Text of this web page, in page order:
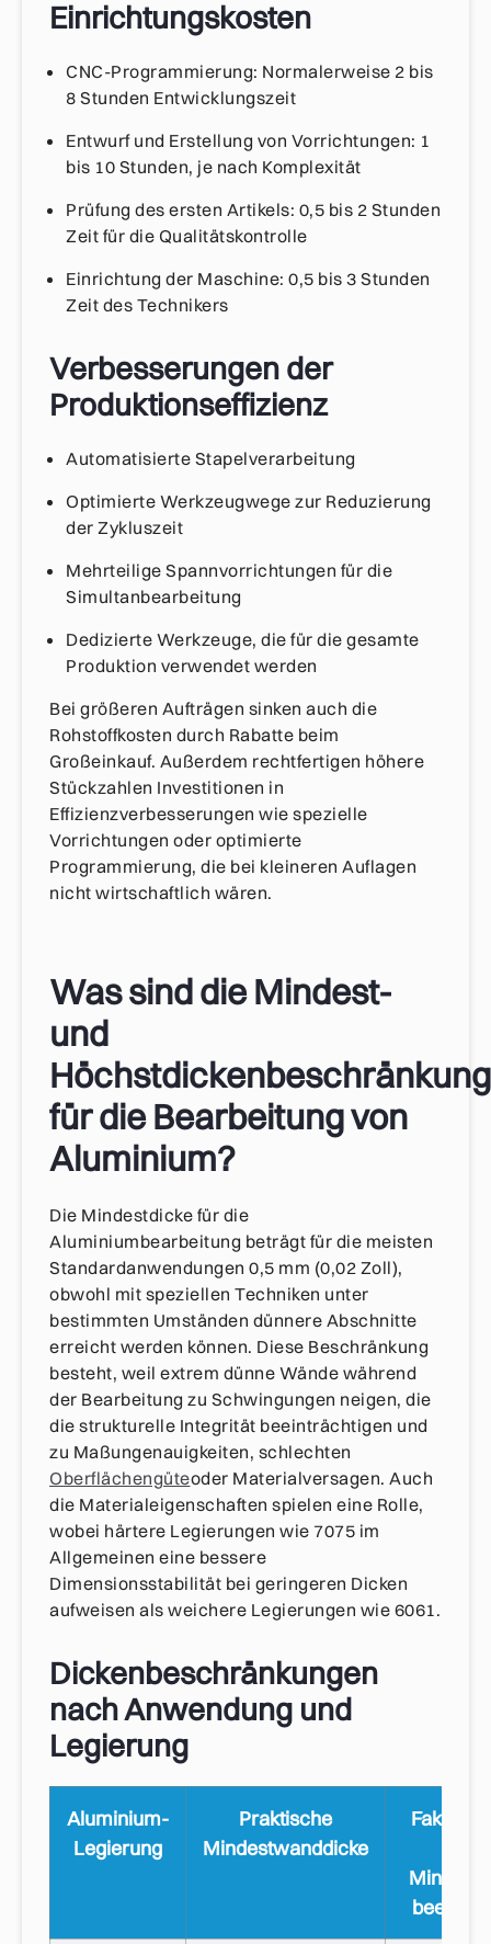
Einrichtungskosten
CNC-Programmierung: Normalerweise 2 bis
8 Stunden Entwicklungszeit
Entwurf und Erstellung von Vorrichtungen: 1
bis 10 Stunden, je nach Komplexität
Prüfung des ersten Artikels: 0,5 bis 2 Stunden
Zeit für die Qualitätskontrolle
Einrichtung der Maschine: 0,5 bis 3 Stunden
Zeit des Technikers
Verbesserungen der
Produktionseffizienz
Automatisierte Stapelverarbeitung
Optimierte Werkzeugwege zur Reduzierung
der Zykluszeit
Mehrteilige Spannvorrichtungen für die
Simultanbearbeitung
Dedizierte Werkzeuge, die für die gesamte
Produktion verwendet werden
Bei größeren Aufträgen sinken auch die
Rohstoffkosten durch Rabatte beim
Großeinkauf. Außerdem rechtfertigen höhere
Stückzahlen Investitionen in
Effizienzverbesserungen wie spezielle
Vorrichtungen oder optimierte
Programmierung, die bei kleineren Auflagen
nicht wirtschaftlich wären.
Was sind die Mindest-
und
für die Bearbeitung von
Aluminium?
Die Mindestdicke für die
Aluminiumbearbeitung beträgt für die meisten
Standardanwendungen 0,5 mm (0,02 Zoll),
obwohl mit speziellen Techniken unter
bestimmten Umständen dünnere Abschnitte
erreicht werden können. Diese Beschränkung
besteht, weil extrem dünne Wände während
der Bearbeitung zu Schwingungen neigen, die
die strukturelle Integrität beeinträchtigen und
zu Maßungenauigkeiten, schlechten
Oberflächengüteoder Materialversagen. Auch
die Materialeigenschaften spielen eine Rolle,
wobei härtere Legierungen wie 7075 im
Allgemeinen eine bessere
Dimensionsstabilität bei geringeren Dicken
aufweisen als weichere Legierungen wie 6061.
Dickenbeschränkungen
nach Anwendung und
Legierung
Aluminium-
Legierung
Praktische
Mindestwanddicke